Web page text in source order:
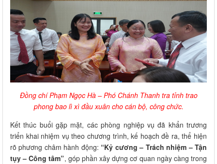
Đồng chí Phạm Ngọc Hà – Phó Chánh Thanh tra tỉnh trao
phong bao lì xì đầu xuân cho cán bộ, công chức.
Kết thúc buổi gặp mặt, các phòng nghiệp vụ đã khẩn trương
triển khai nhiệm vụ theo chương trình, kế hoạch đề ra, thể hiện
rõ phương châm hành động: “Kỷ cương – Trách nhiệm – Tận
tụy – Công tâm”, góp phần xây dựng cơ quan ngày càng trong